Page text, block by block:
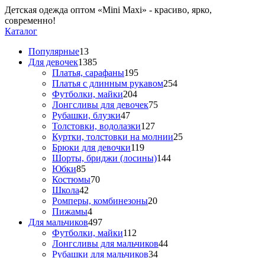
Детская одежда оптом «Mini Maxi» - красиво, ярко,
современно!
Каталог
Популярные13
Для девочек1385
Платья, сарафаны195
Платья с длинным рукавом254
Футболки, майки204
Лонгсливы для девочек75
Рубашки, блузки47
Толстовки, водолазки127
Куртки, толстовки на молнии25
Брюки для девочки119
Шорты, бриджи (лосины)144
Юбки85
Костюмы70
Школа42
Ромперы, комбинезоны20
Пижамы4
Для мальчиков497
Футболки, майки112
Лонгсливы для мальчиков44
Рубашки для мальчиков34